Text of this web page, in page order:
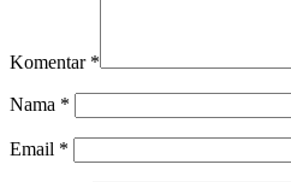
Komentar *
Nama *
Email *